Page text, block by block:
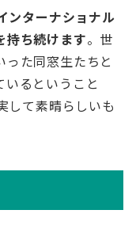
ンターナショナル
持ち続けます。世
た同窓生たちと
るということ
して素晴らしいも